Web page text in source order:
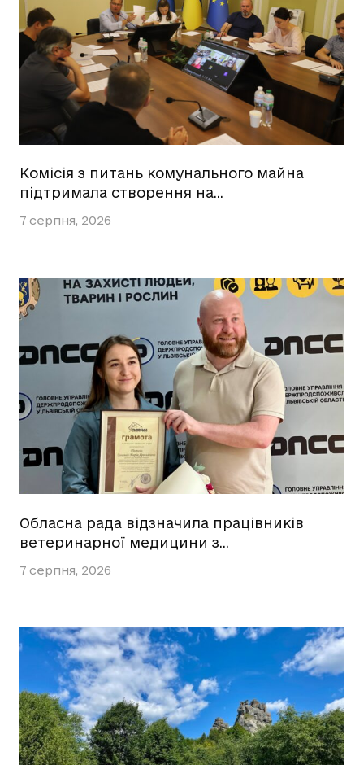
Комісія з питань комунального майна
підтримала створення на…
7 серпня, 2026
Обласна рада відзначила працівників
ветеринарної медицини з…
7 серпня, 2026